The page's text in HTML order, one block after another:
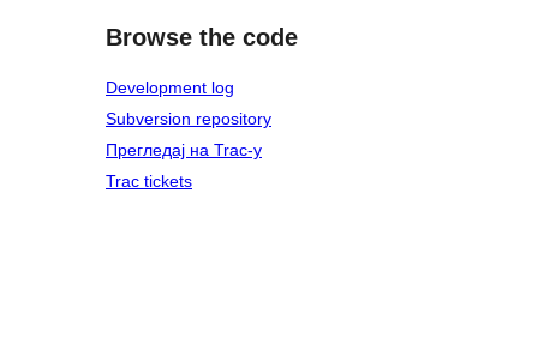
Browse the code
Development log
Subversion repository
Прегледај на Trac-у
Trac tickets